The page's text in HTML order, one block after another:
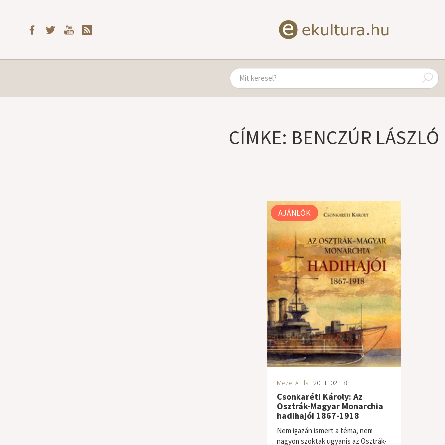
CÍMKE: BENCZÚR LÁSZLÓ
AJÁNLÓK
Mezei Attila | 2011. 02. 18.
Csonkaréti Károly: Az
Osztrák-Magyar Monarchia
hadihajói 1867-1918
Nem igazán ismert a téma, nem
nagyon szoktak ugyanis az Osztrák-